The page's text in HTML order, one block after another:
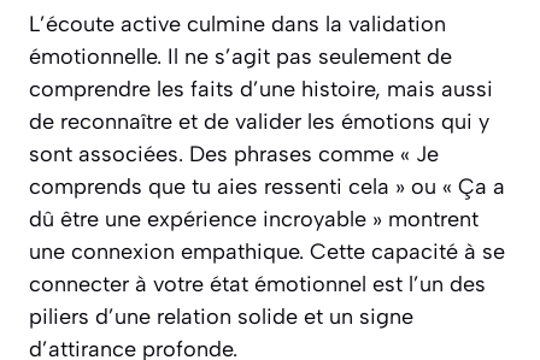
L’écoute active culmine dans la validation
émotionnelle. Il ne s’agit pas seulement de
comprendre les faits d’une histoire, mais aussi
de reconnaître et de valider les émotions qui y
sont associées. Des phrases comme « Je
comprends que tu aies ressenti cela » ou « Ça a
dû être une expérience incroyable » montrent
une connexion empathique. Cette capacité à se
connecter à votre état émotionnel est l’un des
piliers d’une relation solide et un signe
d’attirance profonde.